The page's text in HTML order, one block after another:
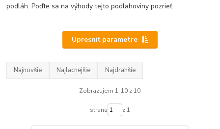
podláh. Poďte sa na výhody tejto podlahoviny pozrieť.
Upresniť parametre
Najnovšie Najlacnejšie Najdrahšie
Zobrazujem 1-10 z 10
strana z 1